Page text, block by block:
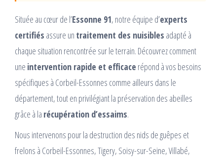
Située au cœur de l’Essonne 91, notre équipe d’experts
certifiés assure un traitement des nuisibles adapté à
chaque situation rencontrée sur le terrain. Découvrez comment
une intervention rapide et efficace répond à vos besoins
spécifiques à Corbeil-Essonnes comme ailleurs dans le
département, tout en privilégiant la préservation des abeilles
grâce à la récupération d’essaims.
Nous intervenons pour la destruction des nids de guêpes et
frelons à Corbeil-Essonnes, Tigery, Soisy-sur-Seine, Villabé,